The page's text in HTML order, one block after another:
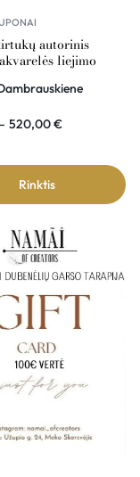
autorinis
liejimo
520,00€
Rinktis